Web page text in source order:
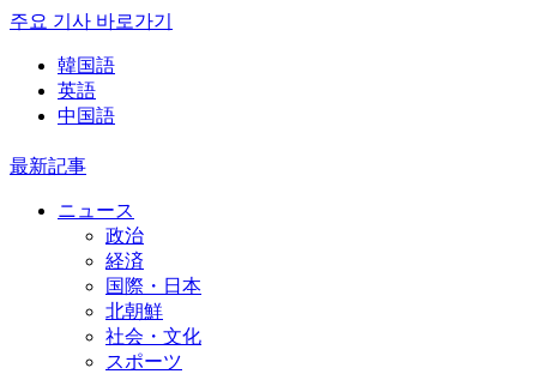
주요 기사 바로가기
韓国語
英語
中国語
最新記事
ニュース
政治
経済
国際・日本
北朝鮮
社会・文化
スポーツ